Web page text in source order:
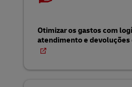
Otimizar os gastos com
atendimento e